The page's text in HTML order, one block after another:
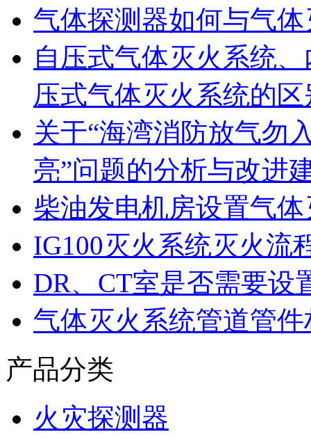
气体探测器如何与气
自压式气体灭火系统
压式气体灭火系统的
关于“海湾消防放气勿
亮”问题的分析与改进
柴油发电机房设置气
IG100灭火系统灭火流
DR、CT室是否需要设
气体灭火系统管道管
产品分类
火灾探测器